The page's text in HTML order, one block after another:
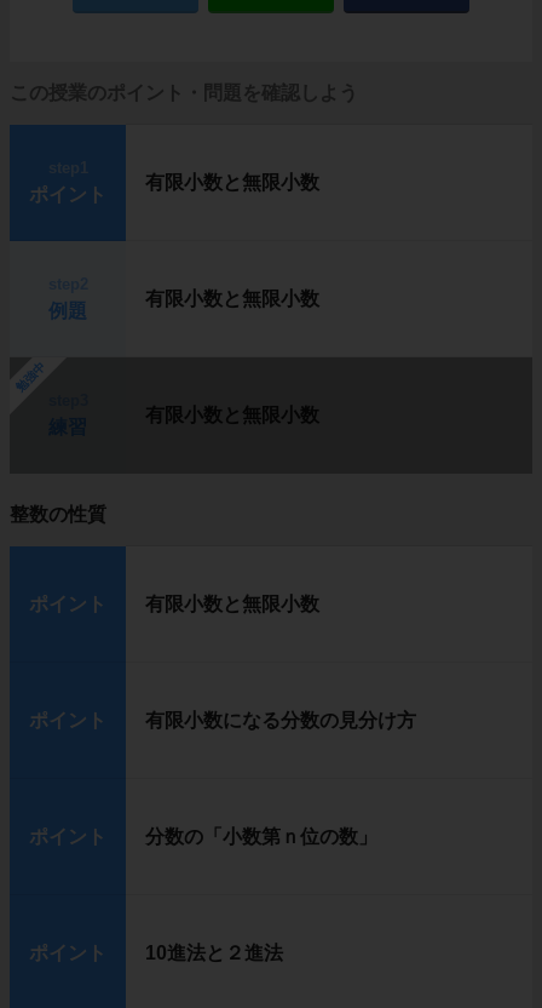
この授業のポイント・問題を確認しよう
ポイント
有限小数と無限小数
例題
有限小数と無限小数
勉強中
有限小数と無限小数
整数の性質
ポイント 有限小数と無限小数
ポイント 有限小数になる分数の見分け方
ポイント 分数の「小数第ｎ位の数」
ポイント 10進法と２進法